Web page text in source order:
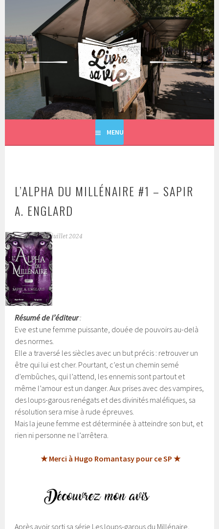
principal
LIVRE SA VIE
MENU
L’ALPHA DU MILLÉNAIRE #1 – SAPIR
A. ENGLARD
25 juillet 2024
Résumé de l’éditeur:
Eve est une femme puissante, douée de pouvoirs au-delà
des normes.
Elle a traversé les siècles avec un but précis : retrouver un
être qui lui est cher. Pourtant, c’est un chemin semé
d’embûches, qui l’attend, les ennemis sont partout et
même l’amour est un danger. Aux prises avec des vampires,
des loups-garous renégats et des divinités maléfiques, sa
résolution sera mise à rude épreuves.
Mais la jeune femme est déterminée à atteindre son but, et
rien ni personne ne l’arrêtera.
★ Merci à Hugo Romantasy pour ce SP ★
Après avoir sorti sa série Les loups-garous du Millénaire,